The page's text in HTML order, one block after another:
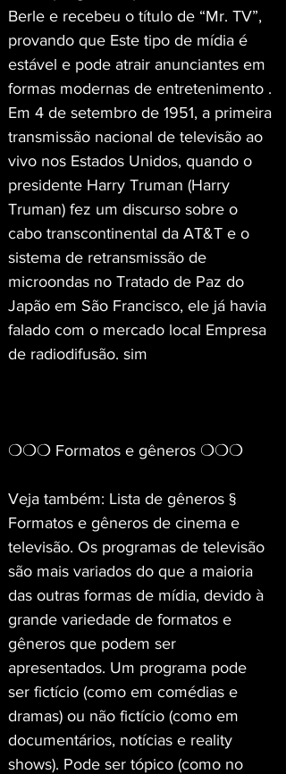
Berle e recebeu o título de “Mr. TV”,
provando que Este tipo de mídia é
estável e pode atrair anunciantes em
formas modernas de entretenimento .
Em 4 de setembro de 1951, a primeira
transmissão nacional de televisão ao
vivo nos Estados Unidos, quando o
presidente Harry Truman (Harry
Truman) fez um discurso sobre o
cabo transcontinental da AT&T e o
sistema de retransmissão de
microondas no Tratado de Paz do
Japão em São Francisco, ele já havia
falado com o mercado local Empresa
de radiodifusão. sim
❍❍❍ Formatos e gêneros ❍❍❍
Veja também: Lista de gêneros §
Formatos e gêneros de cinema e
televisão. Os programas de televisão
são mais variados do que a maioria
das outras formas de mídia, devido à
grande variedade de formatos e
gêneros que podem ser
apresentados. Um programa pode
ser fictício (como em comédias e
dramas) ou não fictício (como em
documentários, notícias e reality
shows). Pode ser tópico (como no